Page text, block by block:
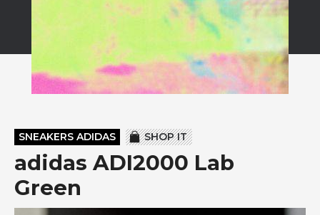
SNEAKERS ADIDAS SHOP IT
adidas ADI2000 Lab
Green